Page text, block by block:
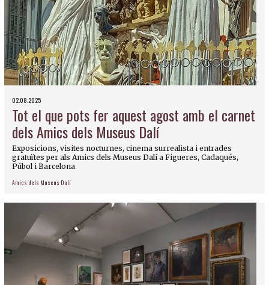
02.08.2025
Tot el que pots fer aquest agost amb el carnet
dels Amics dels Museus Dalí
Exposicions, visites nocturnes, cinema surrealista i entrades
gratuïtes per als Amics dels Museus Dalí a Figueres, Cadaqués,
Púbol i Barcelona
Amics dels Museus Dalí